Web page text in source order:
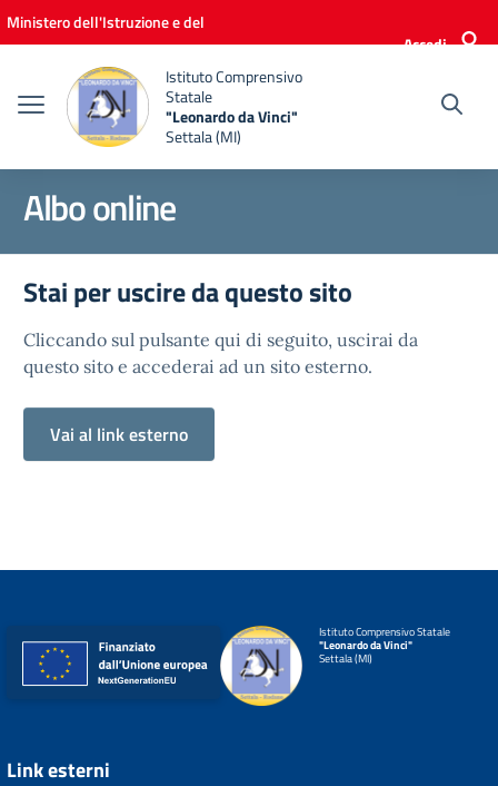
Vai ai contenuti
Vai al menu di navigazione
Vai al footer
Ministero dell'Istruzione e del
Accedi
Istituto Comprensivo
Statale
"Leonardo da Vinci"
Settala (MI)
Albo online
Stai per uscire da questo sito
Cliccando sul pulsante qui di seguito, uscirai da
questo sito e accederai ad un sito esterno.
Vai al link esterno
Istituto Comprensivo Statale
"Leonardo da Vinci"
Settala (MI)
Link esterni